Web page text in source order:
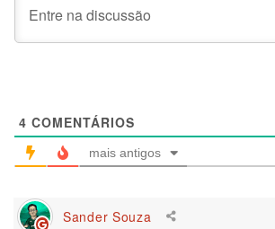
4 COMENTÁRIOS
mais antigos
Sander Souza